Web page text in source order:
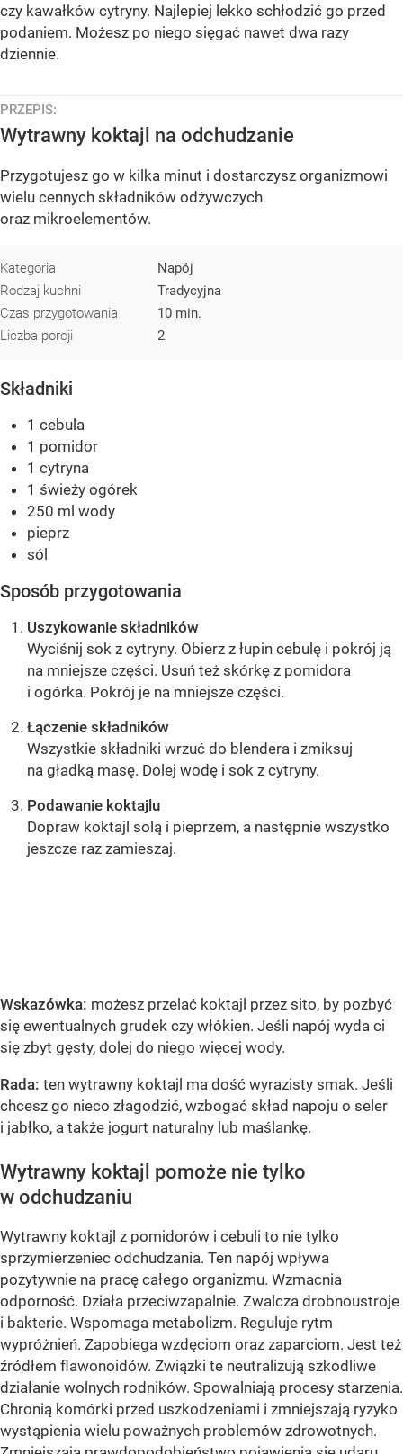
czy kawałków cytryny. Najlepiej lekko schłodzić go przed
podaniem. Możesz po niego sięgać nawet dwa razy
dziennie.
PRZEPIS:
Wytrawny koktajl na odchudzanie
Przygotujesz go w kilka minut i dostarczysz organizmowi
wielu cennych składników odżywczych
oraz mikroelementów.
Kategoria
Napój
Rodzaj kuchni
Tradycyjna
Czas przygotowania
10 min.
Liczba porcji
2
Składniki
1 cebula
1 pomidor
1 cytryna
1 świeży ogórek
250 ml wody
pieprz
sól
Sposób przygotowania
Uszykowanie składników
Wyciśnij sok z cytryny. Obierz z łupin cebulę i pokrój ją
na mniejsze części. Usuń też skórkę z pomidora
i ogórka. Pokrój je na mniejsze części.
Łączenie składników
Wszystkie składniki wrzuć do blendera i zmiksuj
na gładką masę. Dolej wodę i sok z cytryny.
Podawanie koktajlu
Dopraw koktajl solą i pieprzem, a następnie wszystko
jeszcze raz zamieszaj.
Wskazówka: możesz przelać koktajl przez sito, by pozbyć
się ewentualnych grudek czy włókien. Jeśli napój wyda ci
się zbyt gęsty, dolej do niego więcej wody.
Rada: ten wytrawny koktajl ma dość wyrazisty smak. Jeśli
chcesz go nieco złagodzić, wzbogać skład napoju o seler
i jabłko, a także jogurt naturalny lub maślankę.
Wytrawny koktajl pomoże nie tylko
w odchudzaniu
Wytrawny koktajl z pomidorów i cebuli to nie tylko
sprzymierzeniec odchudzania. Ten napój wpływa
pozytywnie na pracę całego organizmu. Wzmacnia
odporność. Działa przeciwzapalnie. Zwalcza drobnoustroje
i bakterie. Wspomaga metabolizm. Reguluje rytm
wypróżnień. Zapobiega wzdęciom oraz zaparciom. Jest też
źródłem flawonoidów. Związki te neutralizują szkodliwe
działanie wolnych rodników. Spowalniają procesy starzenia.
Chronią komórki przed uszkodzeniami i zmniejszają ryzyko
wystąpienia wielu poważnych problemów zdrowotnych.